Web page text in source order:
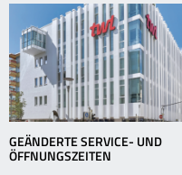
GEÄNDERTE SERVICE- UND
ÖFFNUNGSZEITEN